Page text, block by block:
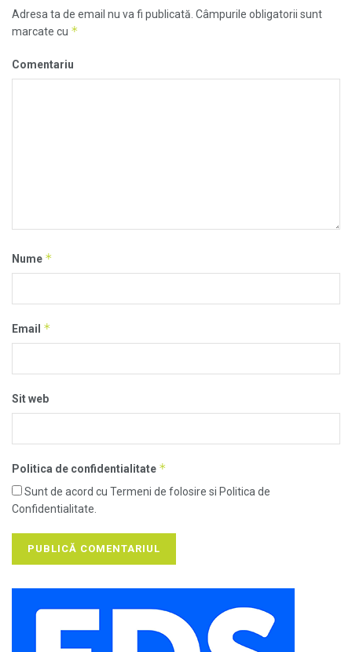
Adresa ta de email nu va fi publicată. Câmpurile obligatorii sunt
marcate cu *
Comentariu
Nume *
Email *
Sit web
Politica de confidentialitate *
Sunt de acord cu Termeni de folosire si Politica de
Confidentialitate.